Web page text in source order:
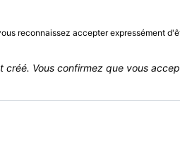
reconnaissez accepter expressément
Vous confirmez que vous